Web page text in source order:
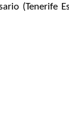
(Tenerife